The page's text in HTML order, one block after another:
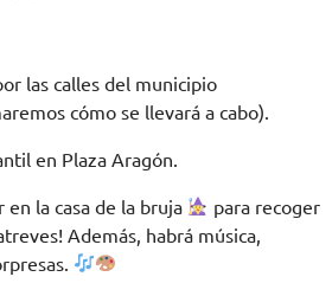
las calles del municipio
cómo se llevará a cabo).
en Plaza Aragón.
la casa de la bruja
para recoger
Además, habrá música,